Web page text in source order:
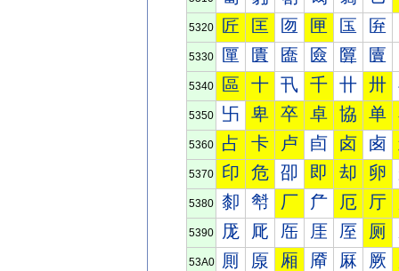
5320 匠 匡 匢 匣 匤 匥
5330 匰 匱 匲 匳 匴 匵
5340 區 十 卂 千 卄 卅
5350 卐 卑 卒 卓 協 单
5360 占 卡 卢 卣 卤 卥
5370 印 危 卲 即 却 卵
5380 厀 厁 厂 厃 厄 厅
5390 厐 厑 厒 厓 厔 厕
53A0 厠 厡 厢 厣 厤 厥